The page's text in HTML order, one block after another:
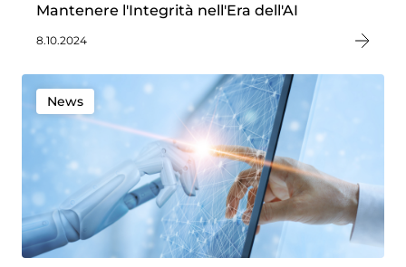
Mantenere l'Integrità nell'Era dell'AI
8.10.2024
News